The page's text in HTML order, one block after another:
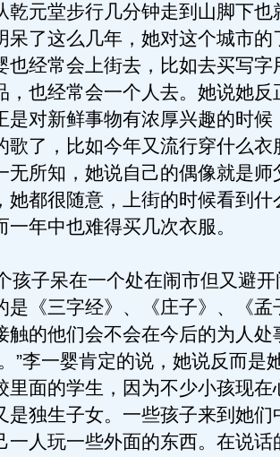
元堂步行几分钟走到山脚下也
呆了这么几年，她对这个城市的
也经常会上街去，比如去买写字
，也经常会一个人去。她说她反
是对新鲜事物有浓厚兴趣的时候
歌了，比如今年又流行穿什么衣
无所知，她说自己的偶像就是师
她都很随意，上街的时候看到什
一年中也难得买几次衣服。
子呆在一个处在闹市但又避开
是《三字经》、《庄子》、《孟
触的他们会不会在今后的为人处
”李一婴肯定的说，她说反而是
里面的学生，因为不少小孩现在
是独生子女。一些孩子来到她们
一人玩一些外面的东西。在说话